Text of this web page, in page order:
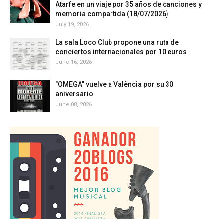
Atarfe en un viaje por 35 años de canciones y
memoria compartida (18/07/2026)
July 19, 2026
La sala Loco Club propone una ruta de
conciertos internacionales por 10 euros
June 16, 2026
"OMEGA" vuelve a València por su 30
aniversario
June 08, 2026